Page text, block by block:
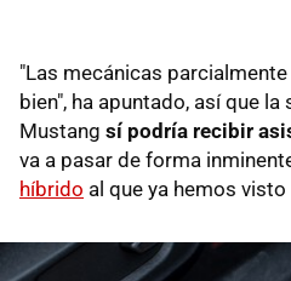
"Las mecánicas
bien", ha apuntado, así que
Mustang sí podría recibir
va a pasar de forma
híbrido al que ya hemos